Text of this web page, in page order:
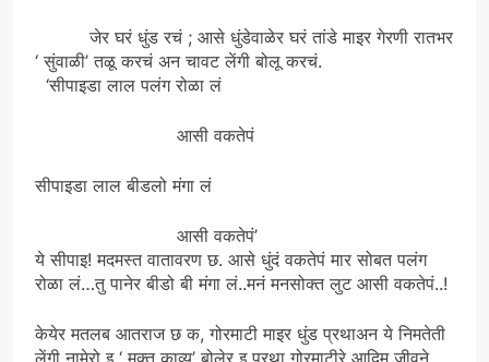
जेर घरं धुंड रचं ; आसे धुंडेवाळेर घरं तांडे माइर गेरणी रातभर
‘ सुंवाळी’ तळू करचं अन चावट लेंगी बोलू करचं.
‘सीपाइडा लाल पलंग रोळा लं
आसी वकतेपं
सीपाइडा लाल बीडलो मंगा लं
आसी वकतेपं’
ये सीपाइ! मदमस्त वातावरण छ. आसे धुंदं वकतेपं मार सोबत पलंग
रोळा लं…तु पानेर बीडो बी मंगा लं..मनं मनसोक्त लुट आसी वकतेपं..!
केयेर मतलब आतराज छ क, गोरमाटी माइर धुंड प्रथाअन ये निमतेती